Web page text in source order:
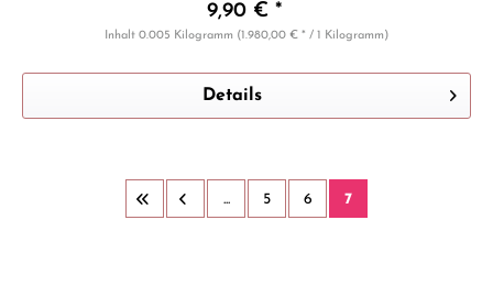
9,90 € *
Inhalt0.005 Kilogramm (1.980,00 € * / 1 Kilogramm)
Details
... 5 6 7